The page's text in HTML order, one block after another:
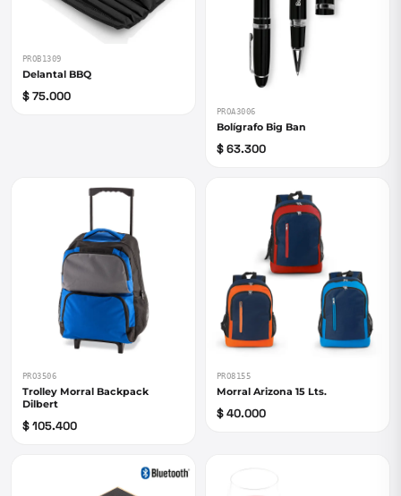
PROB1309
Delantal BBQ
$ 75.000
PROA3006
Bolígrafo Big Ban
$ 63.300
PRO3506
Trolley Morral Backpack
Dilbert
$ 105.400
PRO8155
Morral Arizona 15 Lts.
$ 40.000